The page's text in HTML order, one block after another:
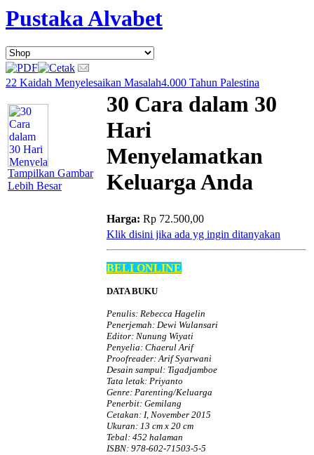
Pustaka Alvabet
22 Kaidah Menyelesaikan Masalah4.000 Tahun Palestina
Tampilkan Gambar
Lebih Besar
30 Cara dalam 30
Hari
Menyelamatkan
Keluarga Anda
Harga: Rp 72.500,00
Klik disini jika ada yg ingin ditanyakan
BELI ONLINE
DATA BUKU
Penulis: Rebecca Hagelin
Penerjemah: Dewi Wulansari
Editor: Nunung Wiyati
Penyelia: Chaerul Arif
Proofreader: Arif Syarwani
Desain sampul: Tigadjamboe
Tata letak: Priyanto
Genre: Parenting/Keluarga
Penerbit: Gemilang
Cetakan: I, November 2015
Ukuran: 13 cm x 20 cm
Tebal: 452 halaman
ISBN: 978-602-71503-5-5